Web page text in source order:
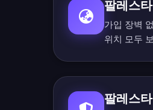
팔레스
가입 장벽
위치 모두
팔레스